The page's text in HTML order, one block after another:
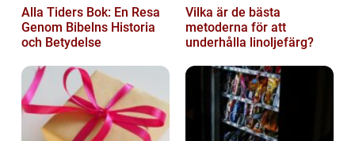
Alla Tiders Bok: En Resa
Genom Bibelns Historia
och Betydelse
Vilka är de bästa
metoderna för att
underhålla linoljefärg?